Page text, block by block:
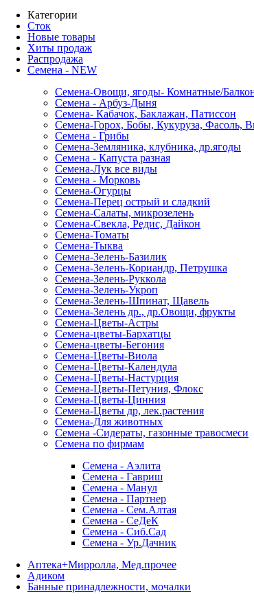
Категории
Сток
Новые товары
Хиты продаж
Распродажа
Семена - NEW
Семена-Овощи, ягоды- Комнатные/
Семена - Арбуз-Дыня
Семена- Кабачок, Баклажан, Патиссон
Семена-Горох, Бобы, Кукуруза, Фасоль,
Семена - Грибы
Семена-Земляника, клубника, др.ягоды
Семена - Капуста разная
Семена-Лук все виды
Семена - Морковь
Семена-Огурцы
Семена-Перец острый и сладкий
Семена-Салаты, микрозелень
Семена-Свекла, Редис, Дайкон
Семена-Томаты
Семена-Тыква
Семена-Зелень-Базилик
Семена-Зелень-Кориандр, Петрушка
Семена-Зелень-Руккола
Семена-Зелень-Укроп
Семена-Зелень-Шпинат, Щавель
Семена-Зелень др., др.Овощи, фрукты
Семена-Цветы-Астры
Семена-цветы-Бархатцы
Семена-цветы-Бегония
Семена-Цветы-Виола
Семена-Цветы-Календула
Семена-Цветы-Настурция
Семена-Цветы-Петуния, Флокс
Семена-Цветы-Цинния
Семена-Цветы др, лек.растения
Семена-Для животных
Семена -Сидераты, газонные травосмеси
Семена по фирмам
Семена - Аэлита
Семена - Гавриш
Семена - Манул
Семена - Партнер
Семена - Сем.Алтая
Семена - СеДеК
Семена - Сиб.Сад
Семена - Ур.Дачник
Аптека+Мирролла, Мед.прочее
Адиком
Банные принадлежности, мочалки